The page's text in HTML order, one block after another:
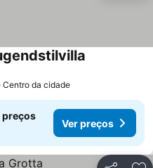
Centro da cidade
preços
Ver preços